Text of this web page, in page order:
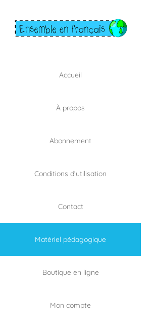
content
Accueil
À propos
Abonnement
Conditions d’utilisation
Contact
Matériel pédagogique
Boutique en ligne
Mon compte